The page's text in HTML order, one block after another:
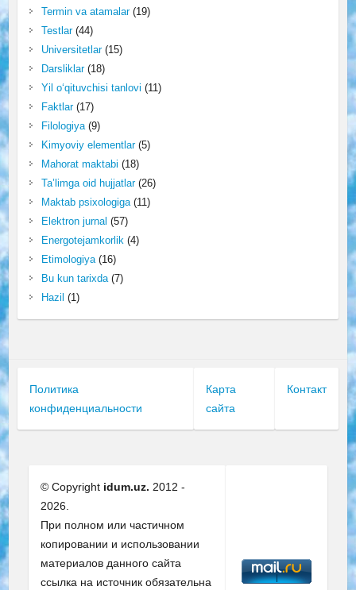
Termin va atamalar(19)
Testlar(44)
Universitetlar(15)
Darsliklar(18)
Yil o‘qituvchisi tanlovi (11)
Faktlar(17)
Filologiya(9)
Kimyoviy elementlar(5)
Mahorat maktabi (18)
Ta’limga oid hujjatlar(26)
Maktab psixologiga(11)
Elektron jurnal (57)
Energotejamkorlik(4)
Etimologiya(16)
Bu kun tarixda(7)
Hazil (1)
Политика
конфиденциальности
Карта
сайта
Контакт
© Copyright idum.uz. 2012 -
2026.
При полном или частичном
копировании и использовании
материалов данного сайта
ссылка на источник обязательна